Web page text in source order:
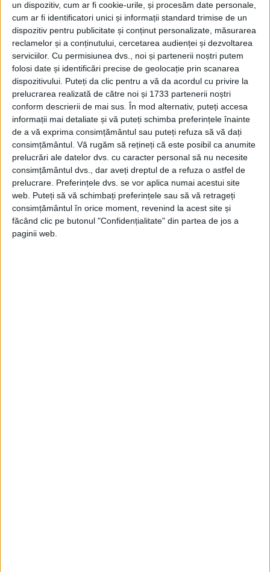
un dispozitiv, cum ar fi cookie-urile, și procesăm date personale,
cum ar fi identificatori unici și informații standard trimise de un
dispozitiv pentru publicitate și conținut personalizate, măsurarea
reclamelor și a conținutului, cercetarea audienței și dezvoltarea
serviciilor. Cu permisiunea dvs., noi și partenerii noștri putem
folosi date și identificări precise de geolocație prin scanarea
dispozitivului. Puteți da clic pentru a vă da acordul cu privire la
prelucrarea realizată de către noi și 1733 partenerii noștri
conform descrierii de mai sus. În mod alternativ, puteți accesa
informații mai detaliate și vă puteți schimba preferințele înainte
de a vă exprima consimțământul sau puteți refuza să vă dați
consimțământul. Vă rugăm să rețineți că este posibil ca anumite
prelucrări ale datelor dvs. cu caracter personal să nu necesite
consimțământul dvs., dar aveți dreptul de a refuza o astfel de
prelucrare. Preferințele dvs. se vor aplica numai acestui site
web. Puteți să vă schimbați preferințele sau să vă retrageți
consimțământul în orice moment, revenind la acest site și
făcând clic pe butonul "Confidențialitate" din partea de jos a
paginii web.
România Mare
Afaceri oneroase care au marcat România
modernă: Strousberg și Hallier
PUBLICAT IN CATEGORIILE:
DECEMBRIE 2024
DISTRIBUIE ȘTIREA: FACEBOOK|TWITTER
DACĂ VA PLAC MATERIALELE PUBLICATE, VA INVITĂM SĂ NE URMĂRIȚI
ȘI PE PAGINA NOASTRĂ DE FACEBOOK
RECOMANDARI PENTRU TINE
Istoria sloturilor: de la primele aparate
la sloturile online